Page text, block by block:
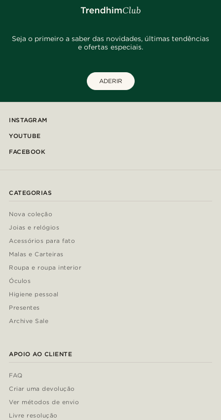
Seja o primeiro a saber das novidades, últimas tendências
e ofertas especiais.
ADERIR
INSTAGRAM
YOUTUBE
FACEBOOK
CATEGORIAS
Nova coleção
Joias e relógios
Acessórios para fato
Malas e Carteiras
Roupa e roupa interior
Óculos
Higiene pessoal
Presentes
Archive Sale
APOIO AO CLIENTE
FAQ
Criar uma devolução
Ver métodos de envio
Livre resolução